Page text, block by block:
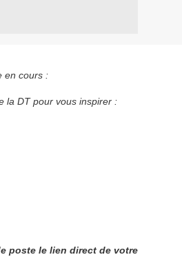
en cours :
la DT pour vous inspirer :
poste le lien direct de votre